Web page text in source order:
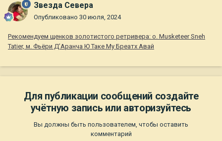
Звезда Севера
Опубликовано 30 июля, 2024
Рекомендуем щенков золотистого ретривера: о. Musketeer Sneh
Tatier, м. Фьёри Д’Аранча Ю Таке Му Бреатх Авай
Для публикации сообщений создайте
учётную запись или авторизуйтесь
Вы должны быть пользователем, чтобы оставить
комментарий